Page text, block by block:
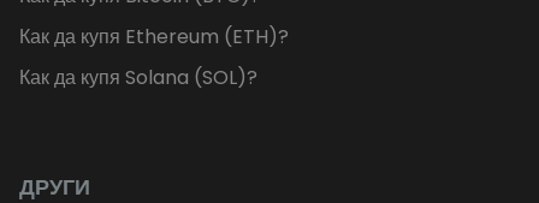
Как да купя Ethereum (ETH)?
Как да купя Solana (SOL)?
ДРУГИ